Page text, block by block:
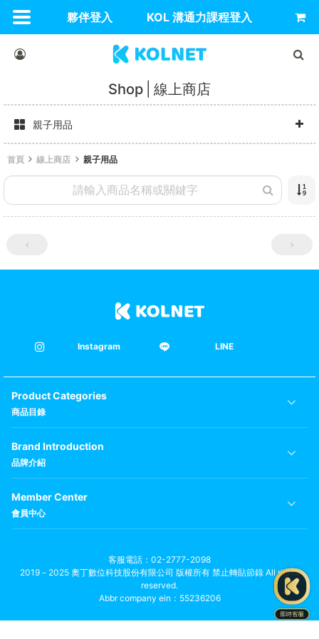
夥伴登入 KOL 溝通力課程登入
Shop 線上商店
親子用品
首頁 線上商店 親子用品
Instagram LINE
Product Categories
商品目錄
Brand Introduction
品牌介紹
Member Center
會員中心
客服電話
02-2777-2098
2019－2025 奧丁數位科技股份有限公司 版權所有 禁止轉貼節錄 All rights
reserved.
Abbr company ein：55236206